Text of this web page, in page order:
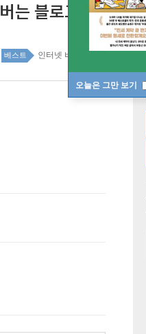
오늘은 그만 보기
는 블로그 만들기
베스트 인터넷 비즈니스 94위